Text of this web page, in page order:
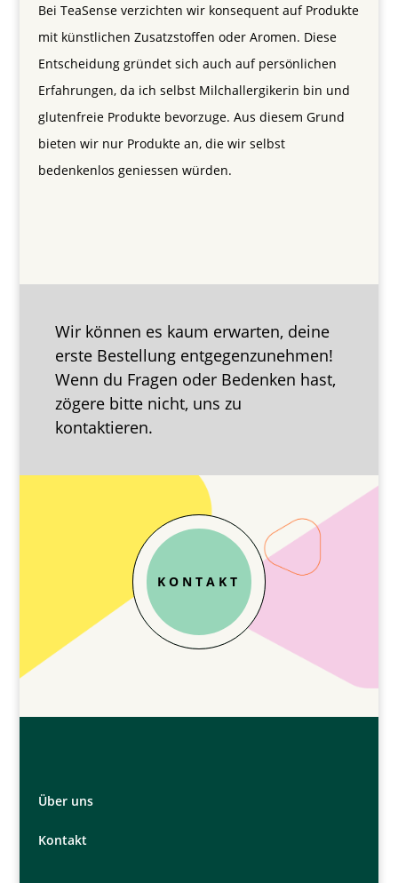
Bei TeaSense verzichten wir konsequent auf Produkte
mit künstlichen Zusatzstoffen oder Aromen. Diese
Entscheidung gründet sich auch auf persönlichen
Erfahrungen, da ich selbst Milchallergikerin bin und
glutenfreie Produkte bevorzuge. Aus diesem Grund
bieten wir nur Produkte an, die wir selbst
bedenkenlos geniessen würden.
Wir können es kaum erwarten, deine
erste Bestellung entgegenzunehmen!
Wenn du Fragen oder Bedenken hast,
zögere bitte nicht, uns zu
kontaktieren.
KONTAKT
Über uns
Kontakt